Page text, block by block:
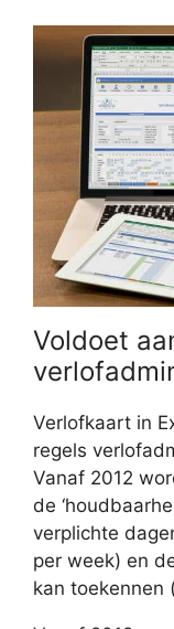
Voldoet
Verlofkaart in
regels
Vanaf 2012
de
verplichte
per week) en
kan toekennen